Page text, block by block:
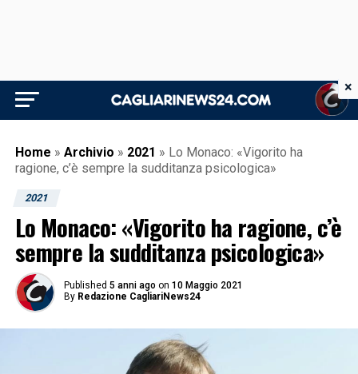
Home » Archivio » 2021 » Lo Monaco: «Vigorito ha
ragione, c’è sempre la sudditanza psicologica»
2021
Lo Monaco: «Vigorito ha ragione, c’è
sempre la sudditanza psicologica»
Published 5 anni ago on 10 Maggio 2021
By Redazione CagliariNews24
×